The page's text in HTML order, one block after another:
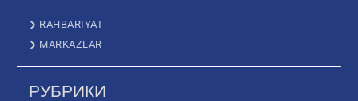
RAHBARIYAT
MARKAZLAR
РУБРИКИ